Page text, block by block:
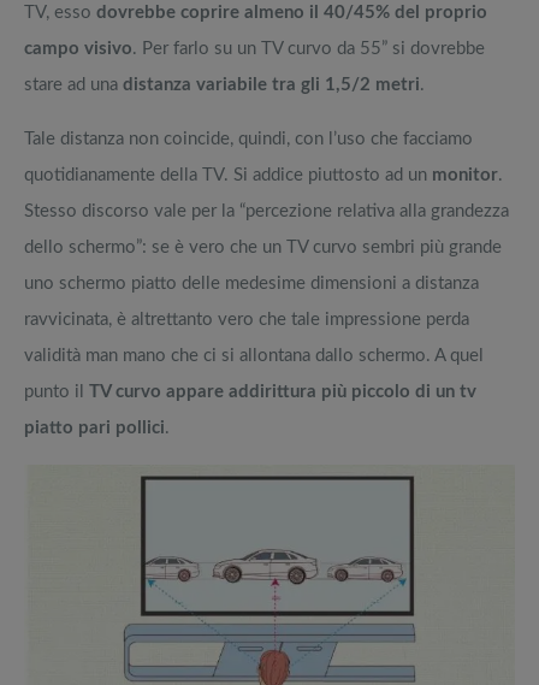
TV, esso dovrebbe coprire almeno il 40/45% del proprio
campo visivo. Per farlo su un TV curvo da 55” si dovrebbe
stare ad una distanza variabile tra gli 1,5/2 metri.
Tale distanza non coincide, quindi, con l’uso che facciamo
quotidianamente della TV. Si addice piuttosto ad un monitor.
Stesso discorso vale per la “percezione relativa alla grandezza
dello schermo”: se è vero che un TV curvo sembri più grande
uno schermo piatto delle medesime dimensioni a distanza
ravvicinata, è altrettanto vero che tale impressione perda
validità man mano che ci si allontana dallo schermo. A quel
punto il TV curvo appare addirittura più piccolo di un tv
piatto pari pollici.